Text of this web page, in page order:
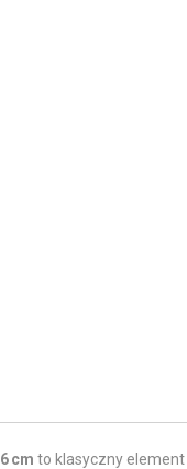
6 cm to klasyczny element